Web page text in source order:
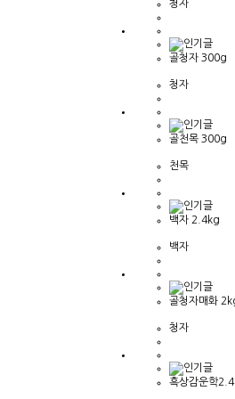
청자
골청자 300g
청자
골천목 300g
천목
백자 2.4kg
백자
골청자매화
청자
흑상감운학